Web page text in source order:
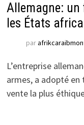
Allemagne: un
les États
par
L’entreprise
armes, a adopté
vente la plus